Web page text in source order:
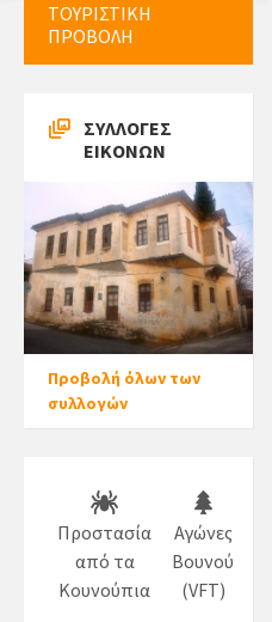
ΤΟΥΡΙΣΤΙΚΗ
ΠΡΟΒΟΛΗ
ΣΥΛΛΟΓΕΣ
ΕΙΚΟΝΩΝ
Προβολή όλων των
συλλογών
Προστασία
από τα
Κουνούπια
Αγώνες
Βουνού
(VFT)